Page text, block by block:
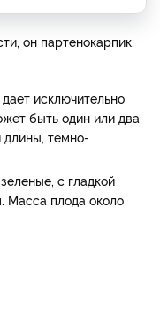
он партенокарпик,
исключительно
быть один или два
длины, темно-
с гладкой
Масса плода около